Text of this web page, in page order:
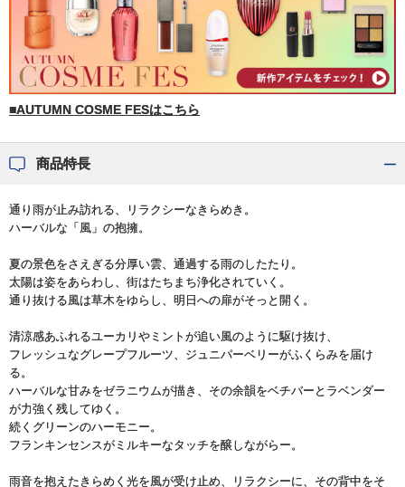
■AUTUMN COSME FESはこちら
商品特長
通り雨が止み訪れる、リラクシーなきらめき。
ハーバルな「風」の抱擁。
夏の景色をさえぎる分厚い雲、通過する雨のしたたり。
太陽は姿をあらわし、街はたちまち浄化されていく。
通り抜ける風は草木をゆらし、明日への扉がそっと開く。
清涼感あふれるユーカリやミントが追い風のように駆け抜け、
フレッシュなグレープフルーツ、ジュニパーベリーがふくらみを届け
る。
ハーバルな甘みをゼラニウムが描き、その余韻をベチバーとラベンダー
が力強く残してゆく。
続くグリーンのハーモニー。
フランキンセンスがミルキーなタッチを醸しながらー。
雨音を抱えたきらめく光を風が受け止め、リラクシーに、その背中をそ